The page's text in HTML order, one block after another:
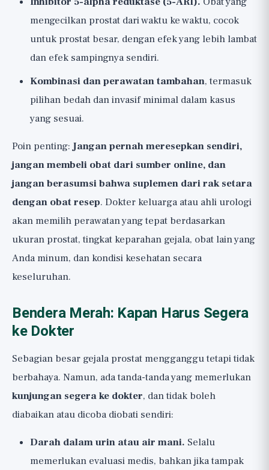
mengecilkan prostat dari waktu ke waktu, cocok
untuk prostat besar, dengan efek yang lebih lambat
dan efek sampingnya sendiri.
Kombinasi dan perawatan tambahan, termasuk
pilihan bedah dan invasif minimal dalam kasus
yang sesuai.
Poin penting:Jangan pernah meresepkan sendiri,
jangan membeli obat dari sumber online, dan
jangan berasumsi bahwa suplemen dari rak setara
dengan obat resep. Dokter keluarga atau ahli urologi
akan memilih perawatan yang tepat berdasarkan
ukuran prostat, tingkat keparahan gejala, obat lain yang
Anda minum, dan kondisi kesehatan secara
keseluruhan.
Bendera Merah: Kapan Harus Segera
ke Dokter
Sebagian besar gejala prostat mengganggu tetapi tidak
berbahaya. Namun, ada tanda-tanda yang memerlukan
kunjungan segera ke dokter, dan tidak boleh
diabaikan atau dicoba diobati sendiri:
Darah dalam urin atau air mani. Selalu
memerlukan evaluasi medis, bahkan jika tampak